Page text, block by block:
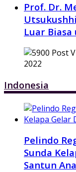
Prof. Dr.
Luar
2022
Indonesia
Pelindo
Sunda
Santun